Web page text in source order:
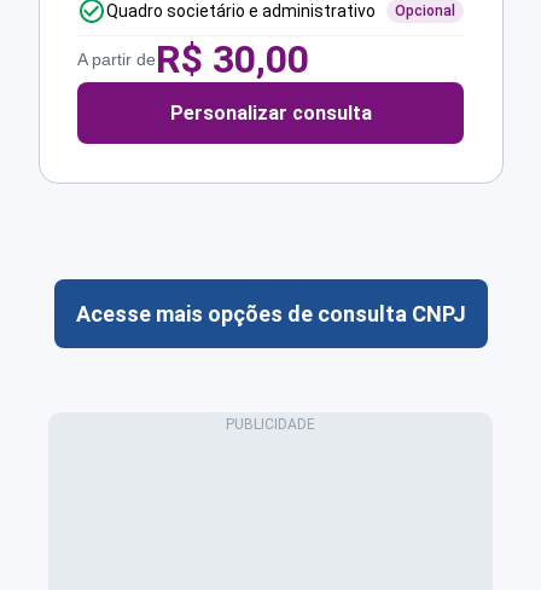
Quadro societário e administrativo Opcional
A partir deR$ 30,00
Personalizar consulta
Acesse mais opções de consulta CNPJ